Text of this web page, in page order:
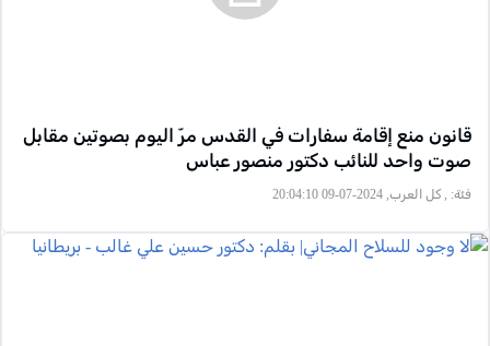
قانون منع إقامة سفارات في القدس مرّ اليوم بصوتين مقابل
صوت واحد للنائب دكتور منصور عباس
فئة: , كل العرب, 2024-07-09 20:04:10